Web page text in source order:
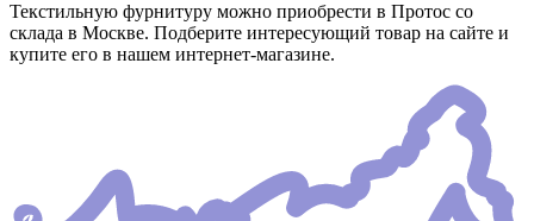
Текстильную фурнитуру можно приобрести в Протос со
склада в Москве. Подберите интересующий товар на сайте и
купите его в нашем интернет-магазине.